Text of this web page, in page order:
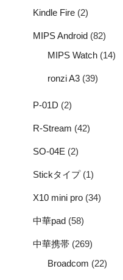
Kindle Fire (2)
MIPS Android (82)
MIPS Watch (14)
ronzi A3 (39)
P-01D (2)
R-Stream (42)
SO-04E (2)
Stickタイプ(1)
X10 mini pro (34)
中華pad (58)
中華携帯 (269)
Broadcom (22)